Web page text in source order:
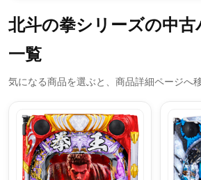
北斗の拳シリーズの中
一覧
気になる商品を選ぶと、商品詳細ページへ